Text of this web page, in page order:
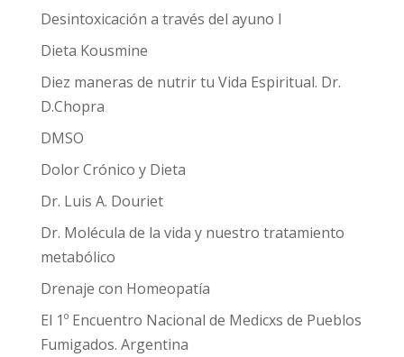
Desintoxicación a través del ayuno I
Dieta Kousmine
Diez maneras de nutrir tu Vida Espiritual. Dr.
D.Chopra
DMSO
Dolor Crónico y Dieta
Dr. Luis A. Douriet
Dr. Molécula de la vida y nuestro tratamiento
metabólico
Drenaje con Homeopatía
El 1º Encuentro Nacional de Medicxs de Pueblos
Fumigados. Argentina